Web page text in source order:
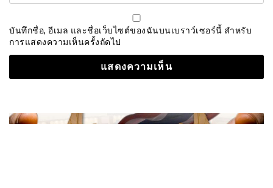
บันทึกชื่อ, อีเมล และชื่อเว็บไซต์ของฉันบนเบราว์เซอร์นี้ สำหรับ
การแสดงความเห็นครั้งถัดไป